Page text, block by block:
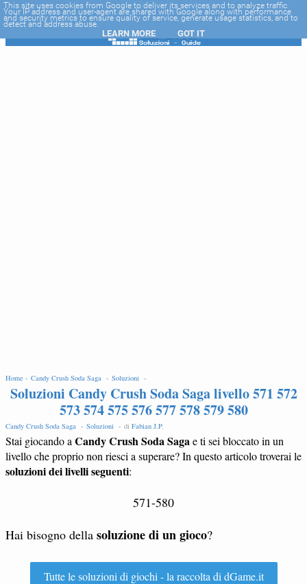
-->
Home - Candy Crush Soda Saga - Soluzioni -
Soluzioni Candy Crush Soda Saga livello 571 572
573 574 575 576 577 578 579 580
Candy Crush Soda Saga - Soluzioni - di Fabian J.P.
Stai giocando a Candy Crush Soda Sagae ti sei bloccato in un
livello che proprio non riesci a superare? In questo articolo troverai le
soluzioni dei livelli seguenti:
571-580
Hai bisogno della soluzione di un gioco?
Tutte le soluzioni di giochi - la raccolta di dGame.it
This site uses cookies from Google to deliver its services and to analyze traffic.
Your IP address and user-agent are shared with Google along with performance
and security metrics to ensure quality of service, generate usage statistics, and to
detect and address abuse.
LEARN MORE GOT IT